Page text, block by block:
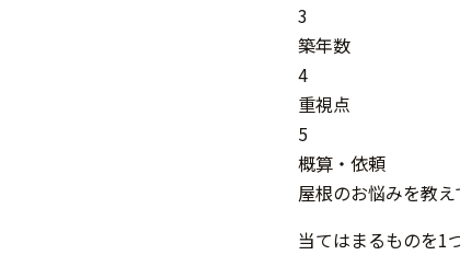
3
築年数
4
重視点
5
概算・依頼
屋根のお悩みを教
当てはまるものを1